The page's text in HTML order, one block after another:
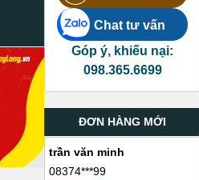
Chat tư vấn
Góp ý, khiếu nại:
098.365.6699
ĐƠN HÀNG MỚI
trần văn minh
08374***99